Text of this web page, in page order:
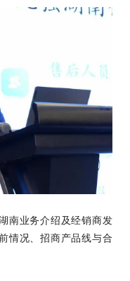
南业务介绍及经销商发
情况、招商产品线与合